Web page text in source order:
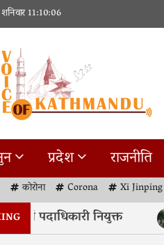
11:10:07
प्रदेश राजनीति
कोरोना Corona Xi Jinping
नयाँ पदाधिकारी नियुक्त